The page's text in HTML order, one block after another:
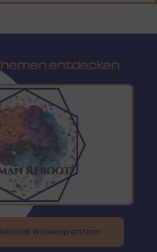
entdecken
Wissensplattform